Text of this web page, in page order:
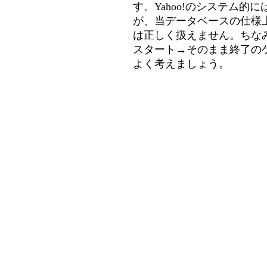
す。Yahoo!のシステム的に
が、当データベースの仕様
は正しく扱えません。ちな
スタート→そのまま終了の
よく考えましょう。